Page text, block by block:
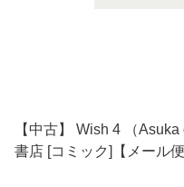
【中古】 Wish 4 （
書店 [コミック]【メール便